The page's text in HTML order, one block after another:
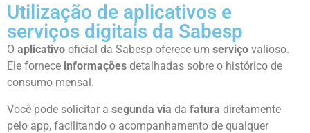
Utilização de aplicativos e
serviços digitais da Sabesp
O aplicativo oficial da Sabesp oferece um serviço valioso.
Ele fornece informações detalhadas sobre o histórico de
consumo mensal.
Você pode solicitar a segunda via da fatura diretamente
pelo app, facilitando o acompanhamento de qualquer